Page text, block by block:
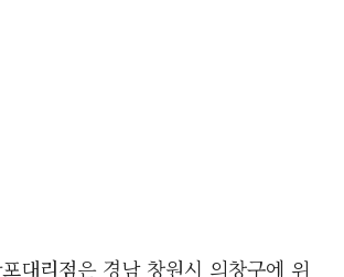
대리점은 경남 창원시 의창구에 위